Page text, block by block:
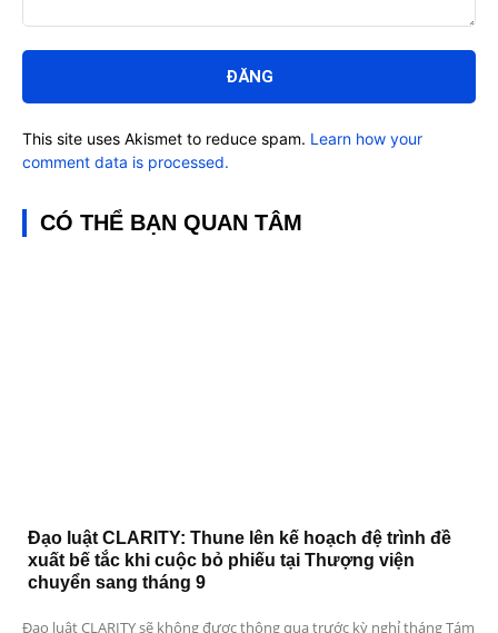
luận:
This site uses Akismet to reduce spam. Learn how your
comment data is processed.
CÓ THỂ BẠN QUAN TÂM
Đạo luật CLARITY: Thune lên kế hoạch đệ trình đề
xuất bế tắc khi cuộc bỏ phiếu tại Thượng viện
chuyển sang tháng 9
Đạo luật CLARITY sẽ không được thông qua trước kỳ nghỉ tháng Tám